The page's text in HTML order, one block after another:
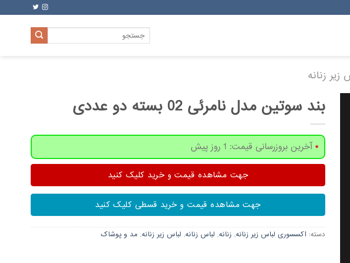
جستجو
برای:
زنانه
بند سوتین مدل نامرئی 02 بسته دو عددی
آخرین بروزرسانی قیمت: 1 روز پیش
جهت مشاهده قیمت و خرید کلیک کنید
جهت مشاهده قیمت و خرید قسطی کلیک کنید
دسته: اکسسوری لباس زیر زنانه, زنانه, لباس زنانه, لباس زیر زنانه, مد و پوشاک